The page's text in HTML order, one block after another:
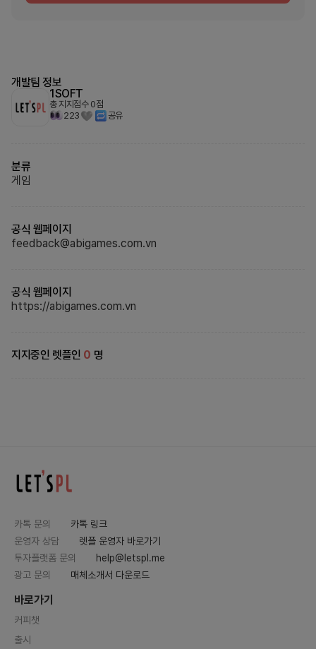
개발팀 정보
1SOFT
총 지지점수 0점
223
공유
분류
게임
공식 웹페이지
feedback@abigames.com.vn
공식 웹페이지
https://abigames.com.vn
지지중인 렛플인 0 명
카톡 문의
카톡 링크
운영자 상담
렛플 운영자 바로가기
투자플랫폼 문의
help@letspl.me
광고 문의
매체소개서 다운로드
바로가기
커피챗
출시